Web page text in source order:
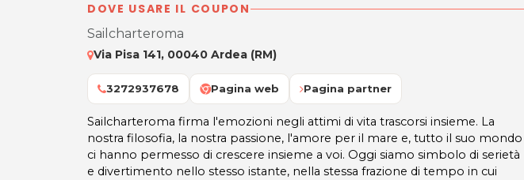
DOVE USARE IL COUPON
Sailcharteroma
Via Pisa 141, 00040 Ardea (RM)
3272937678 Pagina web Pagina partner
Sailcharteroma firma l'emozioni negli attimi di vita trascorsi insieme. La
nostra filosofia, la nostra passione, l'amore per il mare e, tutto il suo mondo
ci hanno permesso di crescere insieme a voi. Oggi siamo simbolo di serietà
e divertimento nello stesso istante, nella stessa frazione di tempo in cui